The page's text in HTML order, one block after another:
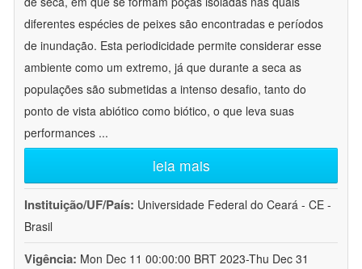
diferentes espécies de peixes são encontradas e períodos
de inundação. Esta periodicidade permite considerar esse
ambiente como um extremo, já que durante a seca as
populações são submetidas a intenso desafio, tanto do
ponto de vista abiótico como biótico, o que leva suas
performances ...
leia mais
Instituição/UF/País: Universidade Federal do Ceará - CE -
Brasil
Vigência: Mon Dec 11 00:00:00 BRT 2023-Thu Dec 31